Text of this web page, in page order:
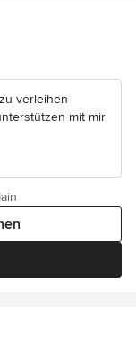
verleihen
mit mir